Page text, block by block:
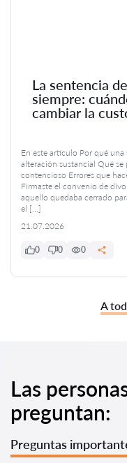
La sentencia
siempre:
cambiar la
En este artículo Por qué
alteración sustancial Qué
contencioso Errores que
Firmaste el convenio de
aquello quedaba cerrado
el […]
21.07.2026
0 0 0
A
Las
preguntan:
Preguntas